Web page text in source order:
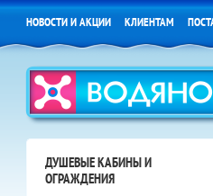
НОВОСТИ И АКЦИИ КЛИЕНТАМ
ДУШЕВЫЕ КАБИНЫ И
ОГРАЖДЕНИЯ